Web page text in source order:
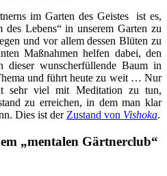
im Garten des Geistes ist es,
des Lebens“ in unserem Garten zu
und vor allem dessen Blüten zu
Maßnahmen helfen dabei, den
wunscherfüllende Baum in
und führt heute zu weit … Nur
sehr viel mit Meditation zu tun,
zu erreichen, in dem man klar
Dies ist der Zustand von Vishoka.
„mentalen Gärtnerclub“